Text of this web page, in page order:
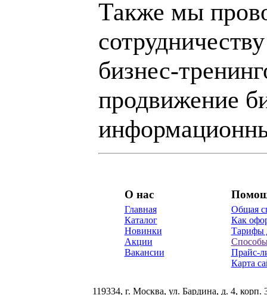
Также мы
бизнес-
продвижение
О нас
Главная
Каталог
Новинки
Акции
Вакансии
Общая
Как
Тарифы
Прайс-
Карта
119334, г. Москва, ул. Бардина, д. 4, корп.